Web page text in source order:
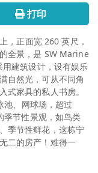
打印
，正面宽 260 英尺，
全景，是 SW Marine
建筑设计，设有娱乐
自然光，可从不同角
式家具的私人书房。
池、网球场，超过
季节性景观，如鸟类
季节性鲜花，这栋宁
二的房产！难得一